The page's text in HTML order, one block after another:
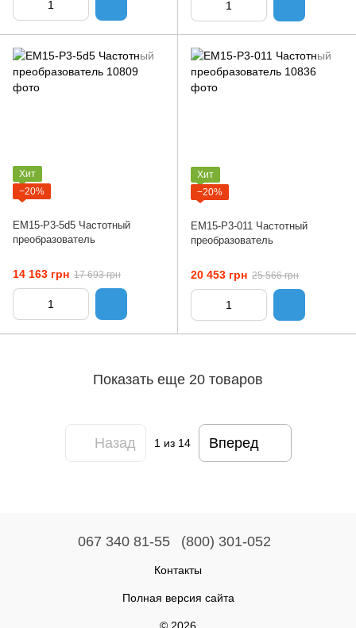
Хит
−20%
EM15-P3-5d5 Частотный
преобразователь
14 163 грн 17 693 грн
Хит
−20%
EM15-P3-011 Частотный
преобразователь
20 453 грн 25 566 грн
Показать еще 20 товаров
Назад 1 из 14 Вперед
067 340 81-55 (800) 301-052
Контакты
Полная версия сайта